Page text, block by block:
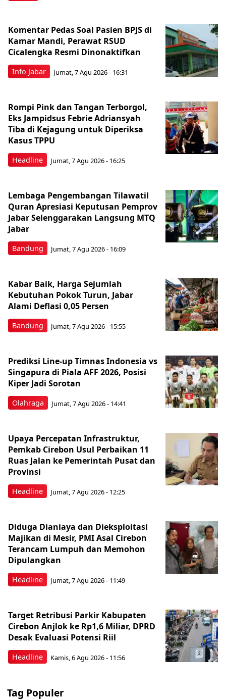
Info Jabar
Komentar Pedas Soal Pasien BPJS di
Kamar Mandi, Perawat RSUD
Cicalengka Resmi Dinonaktifkan
Jumat, 7 Agu 2026 - 16:31
Headline
Rompi Pink dan Tangan Terborgol,
Eks Jampidsus Febrie Adriansyah
Tiba di Kejagung untuk Diperiksa
Kasus TPPU
Jumat, 7 Agu 2026 - 16:25
Bandung
Lembaga Pengembangan Tilawatil
Quran Apresiasi Keputusan Pemprov
Jabar Selenggarakan Langsung MTQ
Jabar
Jumat, 7 Agu 2026 - 16:09
Bandung
Kabar Baik, Harga Sejumlah
Kebutuhan Pokok Turun, Jabar
Alami Deflasi 0,05 Persen
Jumat, 7 Agu 2026 - 15:55
Olahraga
Prediksi Line-up Timnas Indonesia vs
Singapura di Piala AFF 2026, Posisi
Kiper Jadi Sorotan
Jumat, 7 Agu 2026 - 14:41
Headline
Upaya Percepatan Infrastruktur,
Pemkab Cirebon Usul Perbaikan 11
Ruas Jalan ke Pemerintah Pusat dan
Provinsi
Jumat, 7 Agu 2026 - 12:25
Headline
Diduga Dianiaya dan Dieksploitasi
Majikan di Mesir, PMI Asal Cirebon
Terancam Lumpuh dan Memohon
Dipulangkan
Jumat, 7 Agu 2026 - 11:49
Headline
Target Retribusi Parkir Kabupaten
Cirebon Anjlok ke Rp1,6 Miliar, DPRD
Desak Evaluasi Potensi Riil
Kamis, 6 Agu 2026 - 11:56
Tag Populer